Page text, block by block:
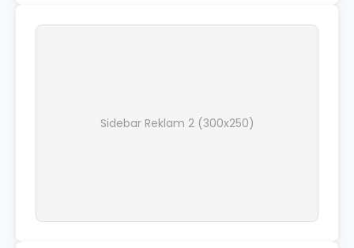
Sidebar Reklam 2 (300x250)